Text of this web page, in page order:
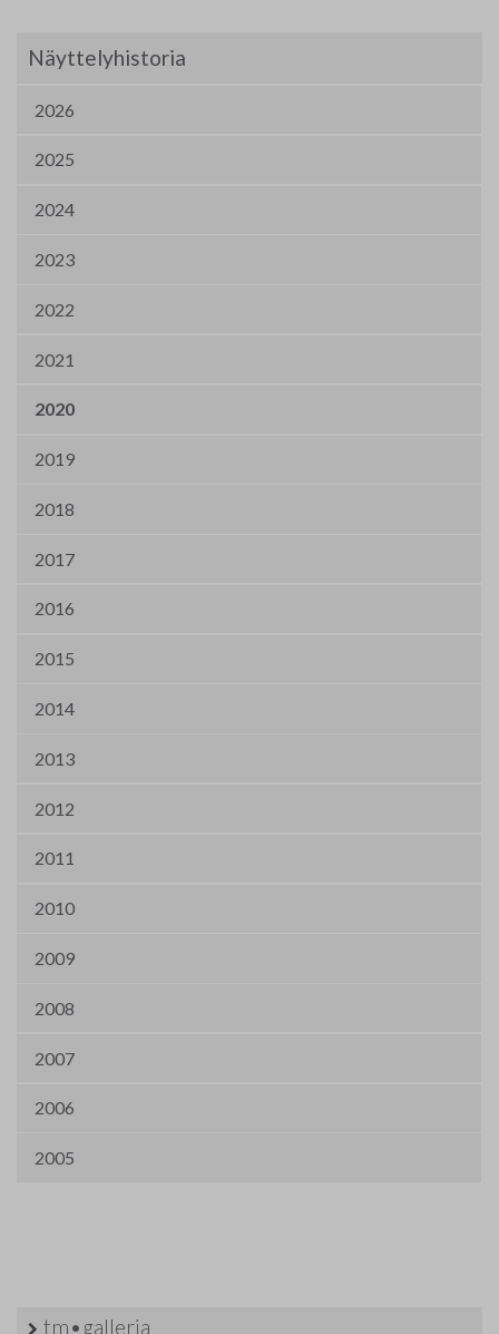
Näyttelyhistoria
2026
2025
2024
2023
2022
2021
2020
2019
2018
2017
2016
2015
2014
2013
2012
2011
2010
2009
2008
2007
2006
2005
tm•galleria